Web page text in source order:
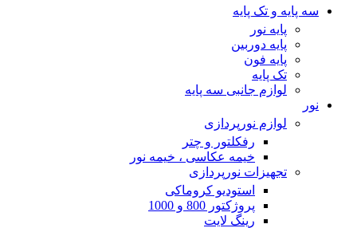
سه پایه و تک پایه
پایه نور
پایه دوربین
پایه فون
تک پایه
لوازم جانبی سه پایه
نور
لوازم نورپردازی
رفکلتور و چتر
خیمه عکاسی ، خیمه نور
تجهیزات نورپردازی
استودیو کروماکی
پروژکتور 800 و 1000
رینگ لایت